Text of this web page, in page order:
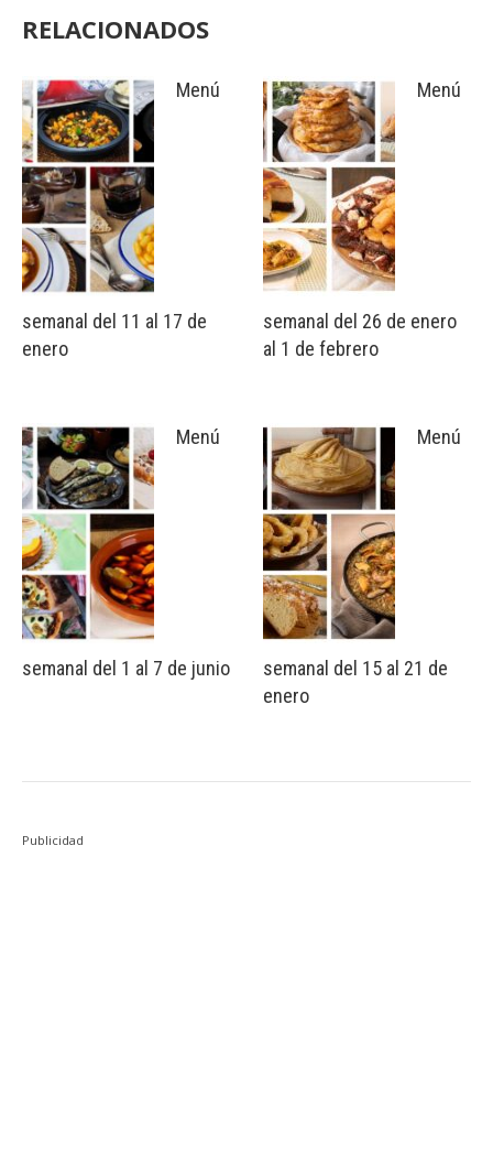
RELACIONADOS
Menú
semanal del 11 al 17 de
enero
Menú
semanal del 1 al 7 de junio
Menú
semanal del 26 de enero
al 1 de febrero
Menú
semanal del 15 al 21 de
enero
Publicidad